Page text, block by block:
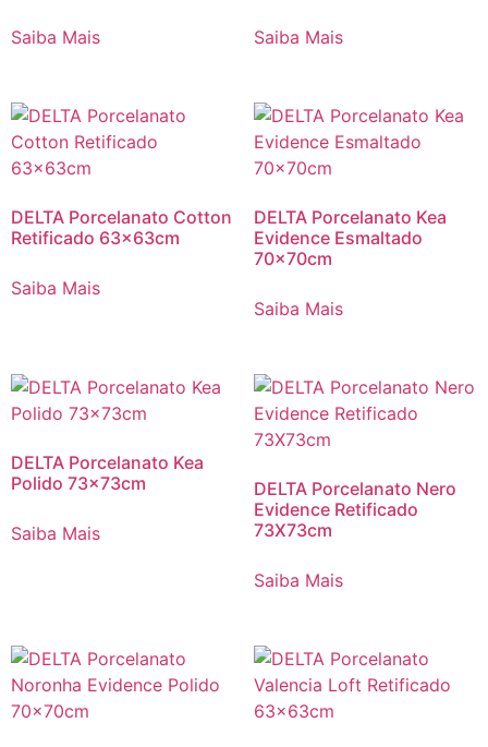
Saiba Mais Saiba Mais
DELTA Porcelanato Cotton
Retificado 63x63cm
Saiba Mais
DELTA Porcelanato Kea
Evidence Esmaltado
70x70cm
Saiba Mais
DELTA Porcelanato Kea
Polido 73x73cm
Saiba Mais
DELTA Porcelanato Nero
Evidence Retificado
73X73cm
Saiba Mais